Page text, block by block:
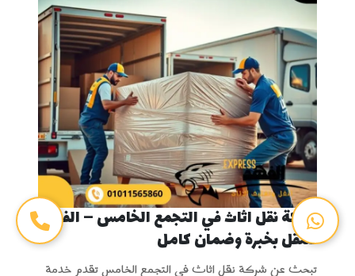
شركة نقل اثاث في التجمع الخامس – الفهد
للنقل بخبرة وضمان كامل
تبحث عن شركة نقل اثاث في التجمع الخامس تقدم خدمة